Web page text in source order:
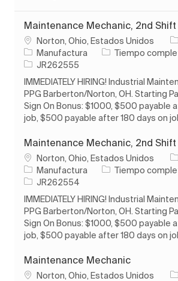
Maintenance Mechanic, 2nd Shift
Ubicación
Norton, Ohio, Estados Unidos
Categoría
Manufactura Tipo de trabajo
Tiempo
ID de trabajo
JR262555
IMMEDIATELY HIRING! Industrial
PPG Barberton/Norton, OH. Starting
Sign On Bonus: $1000, $500 payable
job, $500 payable after 180 days on
Maintenance Mechanic, 2nd Shift
Ubicación
Norton, Ohio, Estados Unidos
Categoría
Manufactura Tipo de trabajo
Tiempo
ID de trabajo
JR262554
IMMEDIATELY HIRING! Industrial
PPG Barberton/Norton, OH. Starting
Sign On Bonus: $1000, $500 payable
job, $500 payable after 180 days on
Maintenance Mechanic
Ubicación
Norton, Ohio, Estados Unidos